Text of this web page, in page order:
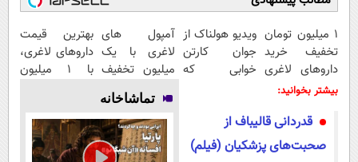
1 میلیون تومان
تخفیف خرید
داروهای لاغری
با ارسال از
یخ!
ویدیو هولناک از
جوان کارتن
خوابی که
آمپول های
لاغری با یک
میلیون تخفیف
| ارسال از
داروخانه های
معتبر
بهترین قیمت
داروهای لاغری،
با ۱ میلیون
بیشتر بخوانید:
قدردانی قالیباف از
صحبت‌های پزشکیان (فیلم)
تماشاخانه